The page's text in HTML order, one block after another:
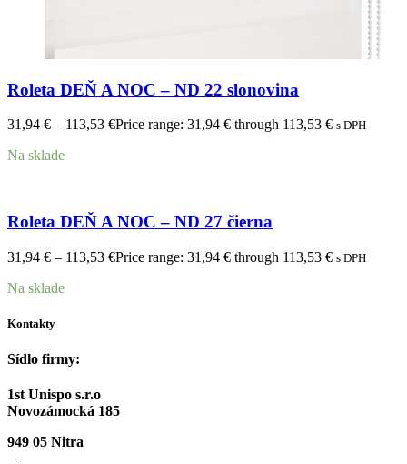
Roleta DEŇ A NOC – ND 22 slonovina
31,94 € – 113,53 €Price range: 31,94 € through 113,53 € s DPH
Na sklade
Roleta DEŇ A NOC – ND 27 čierna
31,94 € – 113,53 €Price range: 31,94 € through 113,53 € s DPH
Na sklade
Kontakty
Sídlo firmy:
1st Unispo s.r.o
Novozámocká 185
949 05 Nitra